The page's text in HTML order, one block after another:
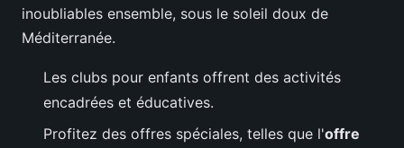
inoubliables ensemble, sous le soleil doux de
Méditerranée.
Les clubs pour enfants offrent des activités
encadrées et éducatives.
Profitez des offres spéciales, telles que l'offre